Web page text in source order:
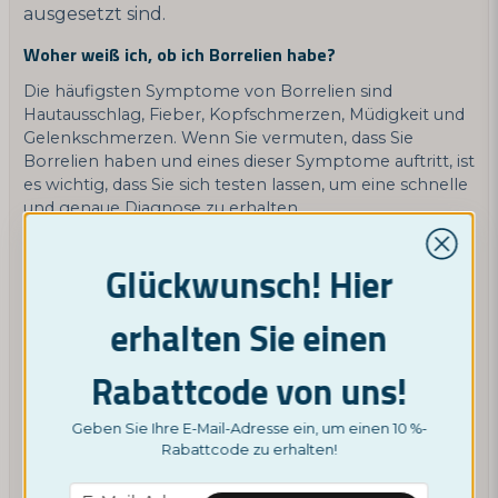
ausgesetzt sind.
Woher weiß ich, ob ich Borrelien habe?
Die häufigsten Symptome von Borrelien sind
Hautausschlag, Fieber, Kopfschmerzen, Müdigkeit und
Gelenkschmerzen. Wenn Sie vermuten, dass Sie
Borrelien haben und eines dieser Symptome auftritt, ist
es wichtig, dass Sie sich testen lassen, um eine schnelle
und genaue Diagnose zu erhalten.
Was passiert, wenn Sie unbehandelte Borrelien haben?
Wenn die Lyme-Borreliose-Infektion unbehandelt
ausbreiten und schwere Gesundheitsprobleme
verursachen. Daher ist es wichtig, so schnell wie
möglich eine Behandlung in Anspruch zu nehmen,
wenn Sie glauben, dass Sie infiziert sein könnten.
Wie man Borrelien behandelt
Glückwunsch! Hier
erhalten Sie einen
Rabattcode von uns!
Geben Sie Ihre E-Mail-Adresse ein, um einen 10 %-
Rabattcode zu erhalten!